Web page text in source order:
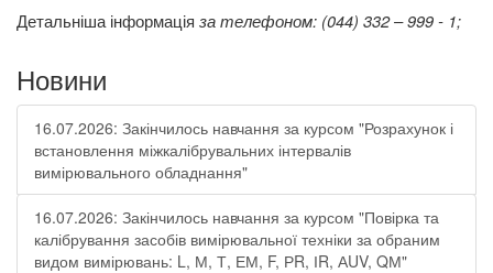
Детальніша інформація за телефоном: (044) 332 – 999 - 1;
Новини
16.07.2026: Закінчилось навчання за курсом "Розрахунок і
встановлення міжкалібрувальних інтервалів
вимірювального обладнання"
16.07.2026: Закінчилось навчання за курсом "Повірка та
калібрування засобів вимірювальної техніки за обраним
видом вимірювань: L, М, Т, ЕМ, F, РR, ІR, АUV, QМ"